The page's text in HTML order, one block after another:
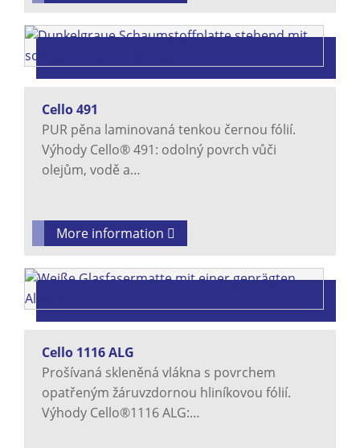
Cello 491
PUR pěna laminovaná tenkou černou fólií.
Výhody Cello® 491: odolný povrch vůči
olejům, vodě a…
More information
Cello 1116 ALG
Prošívaná skleněná vlákna s povrchem
opatřeným žáruvzdornou hliníkovou fólií.
Výhody Cello®1116 ALG:…